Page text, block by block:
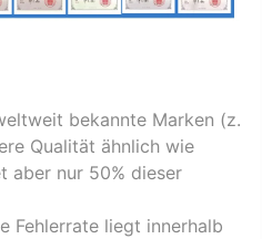
bekannte Marken (z.
Qualität ähnlich wie
aber nur 50% dieser
Fehlerrate liegt innerhalb